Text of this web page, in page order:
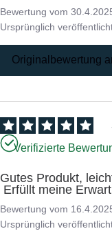
Bewertung vom
Ursprünglich
Originalbewertung
Verifizierte
Gutes Produkt,
Erfüllt meine
Bewertung vom
Ursprünglich